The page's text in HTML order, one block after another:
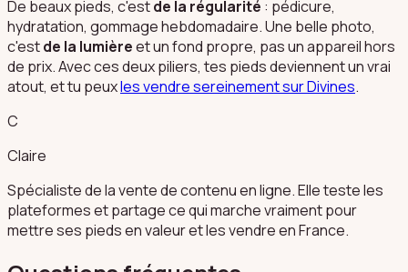
De beaux pieds, c'estde la régularité : pédicure,
hydratation, gommage hebdomadaire. Une belle photo,
c'estde la lumièreet un fond propre, pas un appareil hors
de prix. Avec ces deux piliers, tes pieds deviennent un vrai
atout, et tu peuxles vendre sereinement sur Divines.
C
Claire
Spécialiste de la vente de contenu en ligne. Elle teste les
plateformes et partage ce qui marche vraiment pour
mettre ses pieds en valeur et les vendre en France.